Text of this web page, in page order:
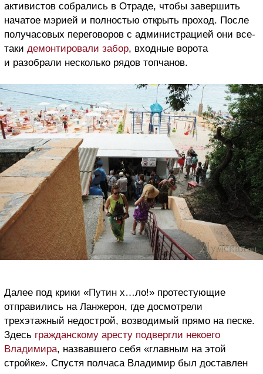
активистов собрались в Отраде, чтобы завершить
начатое мэрией и полностью открыть проход. После
получасовых переговоров с администрацией они все-
таки демонтировали забор, входные ворота
и разобрали несколько рядов топчанов.
Далее под крики «Путин х…ло!» протестующие
отправились на Ланжерон, где досмотрели
трехэтажный недострой, возводимый прямо на песке.
Здесь гражданскому аресту подвергли некоего
Владимира, назвавшего себя «главным на этой
стройке». Спустя полчаса Владимир был доставлен